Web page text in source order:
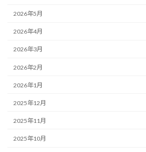
2026年5月
2026年4月
2026年3月
2026年2月
2026年1月
2025年12月
2025年11月
2025年10月